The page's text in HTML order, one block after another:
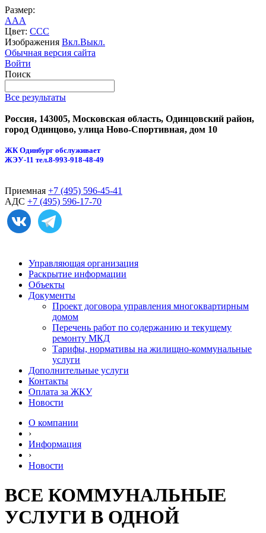
Размер:
AAA
Цвет: CCC
Изображения Вкл.Выкл.
Обычная версия сайта
Войти
Поиск
Все результаты
Россия, 143005, Московская область, Одинцовский район,
город Одинцово, улица Ново-Спортивная, дом 10
ЖК Одинбург обслуживает
ЖЭУ-11 тел.8-993-918-48-49
Приемная +7 (495) 596-45-41
АДС +7 (495) 596-17-70
Управляющая организация
Раскрытие информации
Объекты
Документы
Проект договора управления многоквартирным
домом
Перечень работ по содержанию и текущему
ремонту МКД
Тарифы, нормативы на жилищно-коммунальные
услуги
Дополнительные услуги
Контакты
Оплата за ЖКУ
Новости
О компании
›
Информация
›
Новости
ВСЕ КОММУНАЛЬНЫЕ
УСЛУГИ В ОДНОЙ